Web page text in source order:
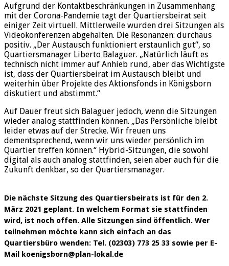
Aufgrund der Kontaktbeschränkungen in Zusammenhang
mit der Corona-Pandemie tagt der Quartiersbeirat seit
einiger Zeit virtuell. Mittlerweile wurden drei Sitzungen als
Videokonferenzen abgehalten. Die Resonanzen: durchaus
positiv. „Der Austausch funktioniert erstaunlich gut“, so
Quartiersmanager Liberto Balaguer. „Natürlich läuft es
technisch nicht immer auf Anhieb rund, aber das Wichtigste
ist, dass der Quartiersbeirat im Austausch bleibt und
weiterhin über Projekte des Aktionsfonds in Königsborn
diskutiert und abstimmt.“
Auf Dauer freut sich Balaguer jedoch, wenn die Sitzungen
wieder analog stattfinden können. „Das Persönliche bleibt
leider etwas auf der Strecke. Wir freuen uns
dementsprechend, wenn wir uns wieder persönlich im
Quartier treffen können.“ Hybrid-Sitzungen, die sowohl
digital als auch analog stattfinden, seien aber auch für die
Zukunft denkbar, so der Quartiersmanager.
Die nächste Sitzung des Quartiersbeirats ist für den 2.
März 2021 geplant. In welchem Format sie stattfinden
wird, ist noch offen. Alle Sitzungen sind öffentlich. Wer
teilnehmen möchte kann sich einfach an das
Quartiersbüro wenden: Tel. (02303) 773 25 33 sowie per E-
Mail koenigsborn@plan-lokal.de